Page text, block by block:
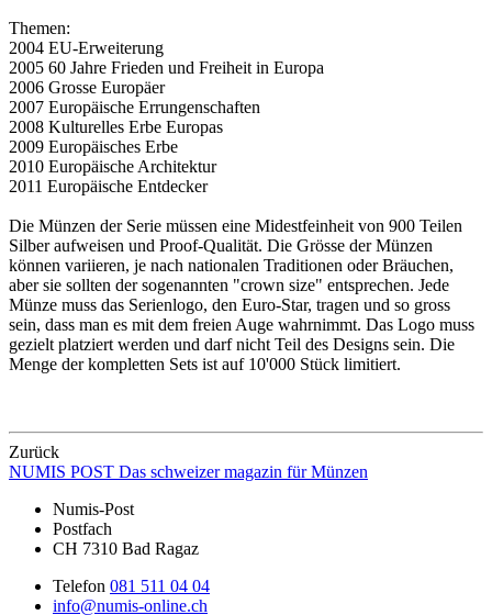
Themen:
2004 EU-Erweiterung
2005 60 Jahre Frieden und Freiheit in Europa
2006 Grosse Europäer
2007 Europäische Errungenschaften
2008 Kulturelles Erbe Europas
2009 Europäisches Erbe
2010 Europäische Architektur
2011 Europäische Entdecker
Die Münzen der Serie müssen eine Midestfeinheit von 900 Teilen
Silber aufweisen und Proof-Qualität. Die Grösse der Münzen
können variieren, je nach nationalen Traditionen oder Bräuchen,
aber sie sollten der sogenannten "crown size" entsprechen. Jede
Münze muss das Serienlogo, den Euro-Star, tragen und so gross
sein, dass man es mit dem freien Auge wahrnimmt. Das Logo muss
gezielt platziert werden und darf nicht Teil des Designs sein. Die
Menge der kompletten Sets ist auf 10'000 Stück limitiert.
Zurück
NUMIS POST Das schweizer magazin für Münzen
Numis-Post
Postfach
CH 7310 Bad Ragaz
Telefon 081 511 04 04
info@numis-online.ch